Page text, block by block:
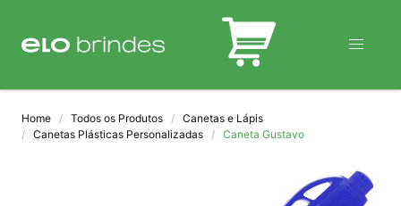
BLOG
Home Todos os Produtos
Canetas e Lápis
Canetas Plásticas Personalizadas
Caneta Gustavo